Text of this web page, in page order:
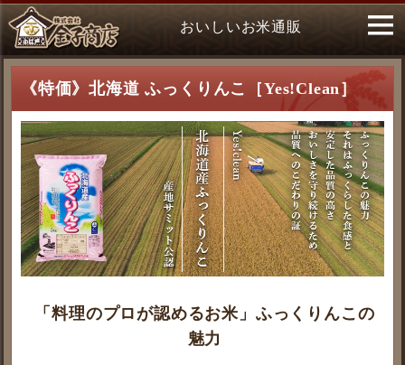
おいしいお米通販
《特価》北海道 ふっくりんこ［Yes!Clean］
「料理のプロが認めるお米」ふっくりんこの
魅力